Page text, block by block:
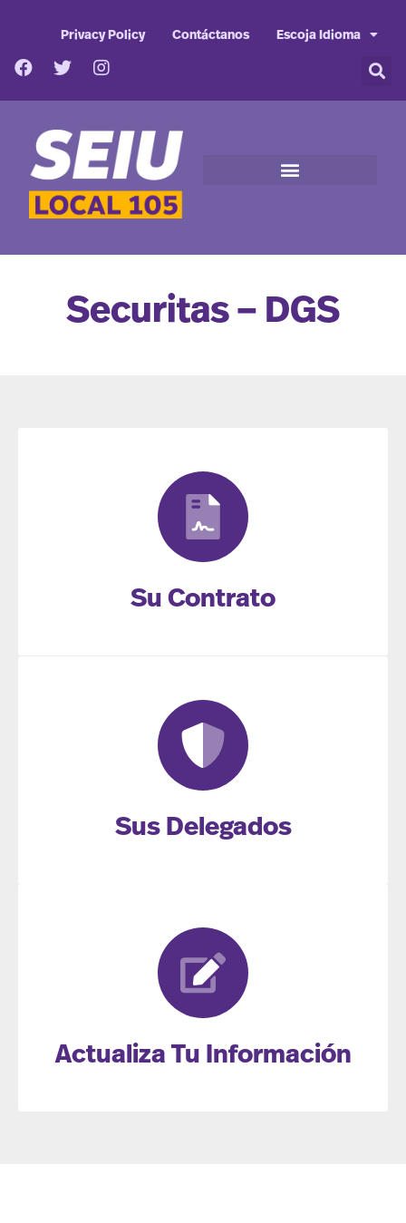
Privacy Policy Contáctanos Escoja Idioma
Securitas – DGS
Su Contrato
Sus Delegados
Actualiza Tu Información